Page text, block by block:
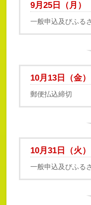
9月25日（月）
一般申込及びふる
10月13日（金）
郵便払込締切
10月31日（火）
一般申込及びふる